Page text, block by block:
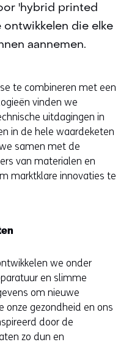
'hybrid printed
die elke
aannemen.
te combineren met een
vinden we
uitdagingen in
in de hele waardeketen
samen met de
van materialen en
marktklare innovaties te
we onder
en slimme
om nieuwe
onze gezondheid en ons
door de
zo dun en